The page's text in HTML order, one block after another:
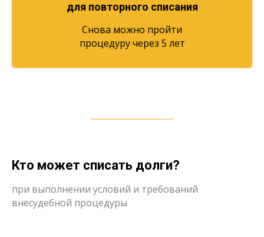
для повторного списания
Снова можно пройти
процедуру через 5 лет
Кто может списать долги?
при выполнении условий и требований
внесудебной процедуры